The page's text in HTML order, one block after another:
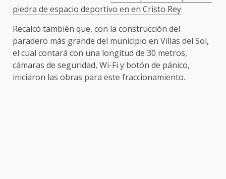
piedra de espacio deportivo en en Cristo Rey
Recalcó también que, con la construcción del
paradero más grande del municipio en Villas del Sol,
el cual contará con una longitud de 30 metros,
cámaras de seguridad, Wi-Fi y botón de pánico,
iniciaron las obras para este fraccionamiento.